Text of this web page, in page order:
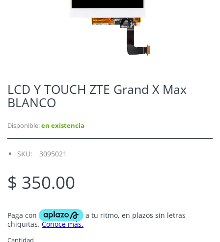
LCD Y TOUCH ZTE Grand X Max
BLANCO
Disponible:en existencia
SKU: 3095021
$ 350.00
Cantidad